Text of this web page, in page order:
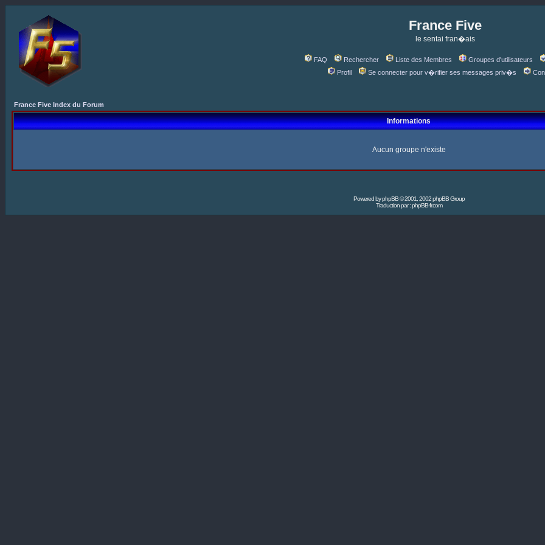
France Five
le sentai fran�ais
FAQ Rechercher Liste des Membres Groupes d'utilisateurs
Profil
Se connecter pour v�rifier ses messages priv�s
France Five Index du Forum
Informations
Aucun groupe n'existe
Powered byphpBB© 2001, 2002 phpBB Group
Traduction par :phpBB-fr.com